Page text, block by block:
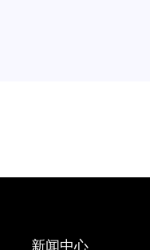
新闻中心